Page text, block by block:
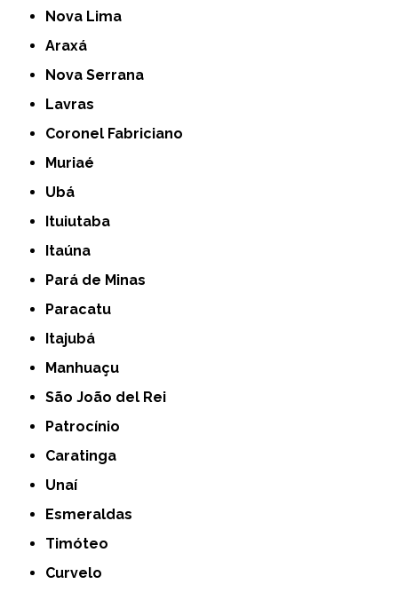
Nova Lima
Araxá
Nova Serrana
Lavras
Coronel Fabriciano
Muriaé
Ubá
Ituiutaba
Itaúna
Pará de Minas
Paracatu
Itajubá
Manhuaçu
São João del Rei
Patrocínio
Caratinga
Unaí
Esmeraldas
Timóteo
Curvelo